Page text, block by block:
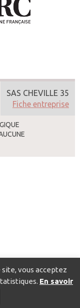
SAS CHEVILLE 35
Fiche entreprise
vous acceptez
En savoir